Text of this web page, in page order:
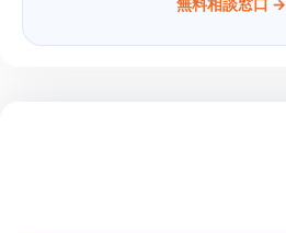
無料相談窓口 →